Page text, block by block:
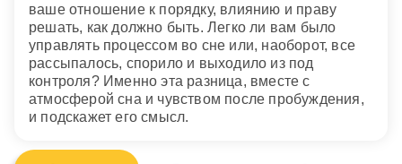
ваше отношение к порядку, влиянию и праву
решать, как должно быть. Легко ли вам было
управлять процессом во сне или, наоборот, все
рассыпалось, спорило и выходило из под
контроля? Именно эта разница, вместе с
атмосферой сна и чувством после пробуждения,
и подскажет его смысл.